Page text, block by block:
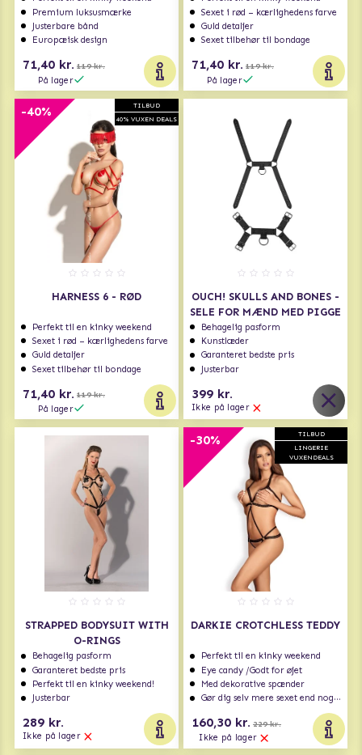
Premium luksusmærke
Justerbare bånd
Europæisk design
71,40 kr. 119 kr.
På lager
Sexet i rød – kærlighedens farve
Guld detaljer
Sexet tilbehør til bondage
71,40 kr. 119 kr.
På lager
TILBUD
40% VUXEN DEALS
-40%
HARNESS 6 - RØD
Perfekt til en kinky weekend
Sexet i rød – kærlighedens farve
Guld detaljer
Sexet tilbehør til bondage
71,40 kr. 119 kr.
På lager
OUCH! SKULLS AND BONES -
SELE FOR MÆND MED PIGGE
Behagelig pasform
Kunstlæder
Garanteret bedste pris
Justerbar
399 kr.
Ikke på lager
STRAPPED BODYSUIT WITH
O-RINGS
Behagelig pasform
Garanteret bedste pris
Perfekt til en kinky weekend!
Justerbar
289 kr.
Ikke på lager
TILBUD
LINGERIE
VUXENDEALS
-30%
DARKIE CROTCHLESS TEDDY
Perfekt til en kinky weekend
Eye candy /Godt for øjet
Med dekorative spænder
Gør dig selv mere sexet end nogensinde
160,30 kr. 229 kr.
Ikke på lager